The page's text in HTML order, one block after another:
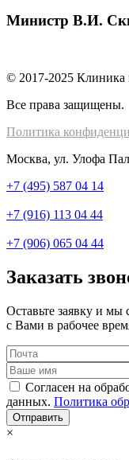
Министр В.И.
© 2017-2025 Клиника
Все права защищены.
Политика
Москва, ул. Улофа
+7 (495) 587 04 14
+7 (916) 113 04 44
+7 (906) 065 04 44
Заказать
Оставьте заявку и мы
с Вами в рабочее
Согласен на
данных. Политика
×